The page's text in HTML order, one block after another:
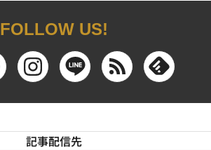
FOLLOW US!
記事配信先